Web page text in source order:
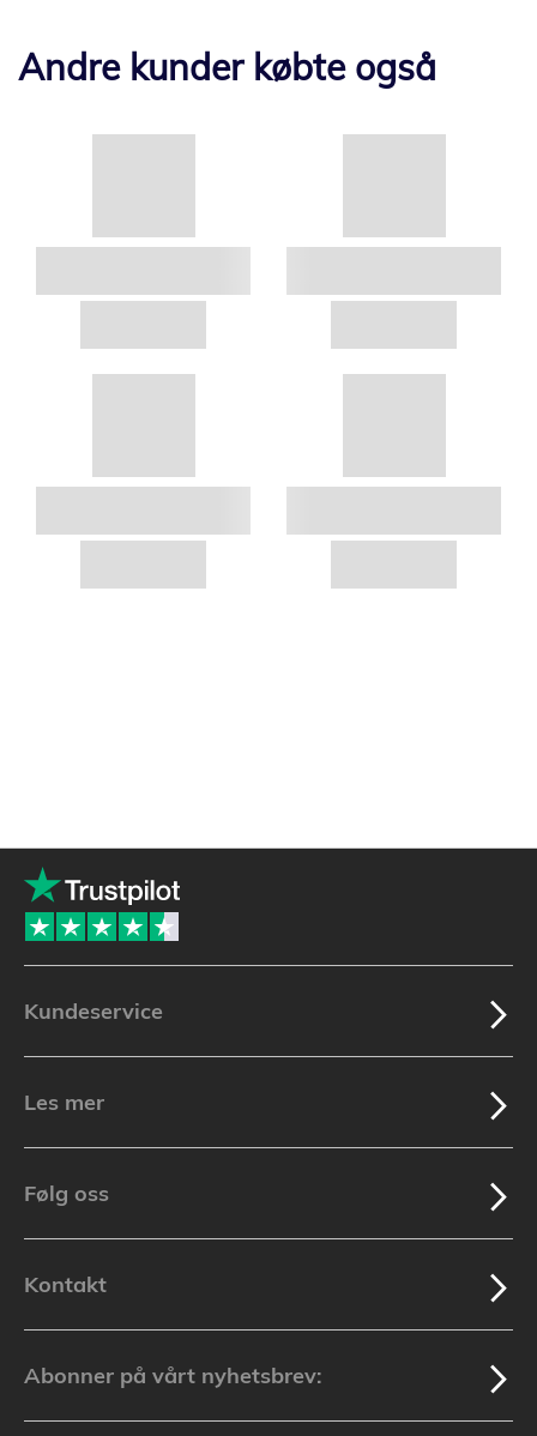
Andre kunder købte også
Kundeservice
Les mer
Følg oss
Kontakt
Abonner på vårt nyhetsbrev: